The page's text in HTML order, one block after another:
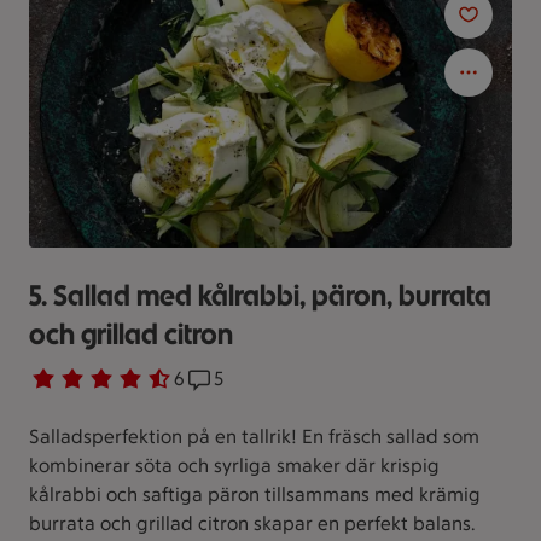
5. Sallad med kålrabbi, päron, burrata
och grillad citron
Betyg 4.7 av 5. 6
6 personer har röstatReceptet har 5 kommentarer
5
Salladsperfektion på en tallrik! En fräsch sallad som
kombinerar söta och syrliga smaker där krispig
kålrabbi och saftiga päron tillsammans med krämig
burrata och grillad citron skapar en perfekt balans.